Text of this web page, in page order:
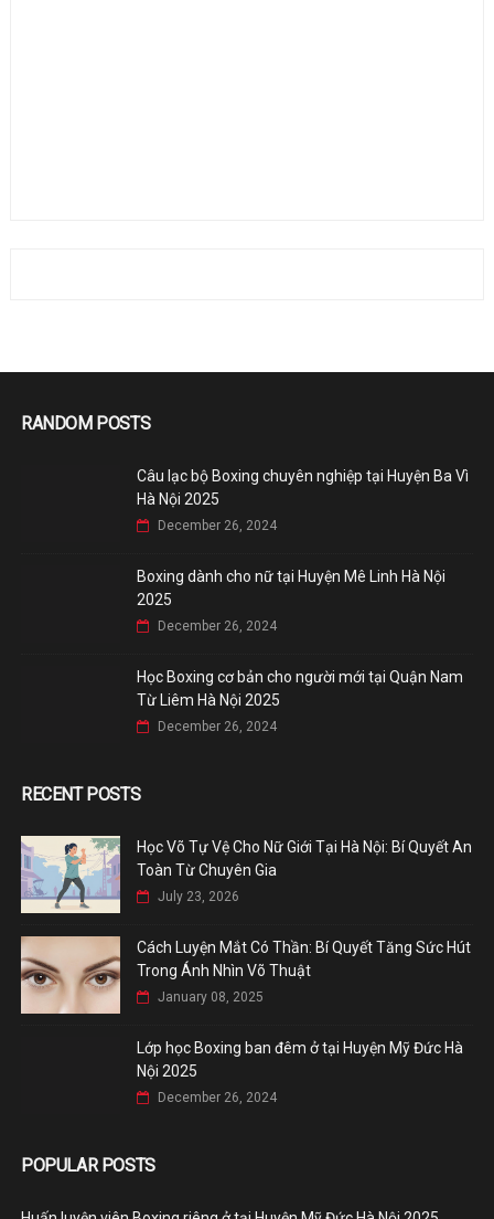
RANDOM POSTS
Câu lạc bộ Boxing chuyên nghiệp tại Huyện Ba Vì
Hà Nội 2025
December 26, 2024
Boxing dành cho nữ tại Huyện Mê Linh Hà Nội
2025
December 26, 2024
Học Boxing cơ bản cho người mới tại Quận Nam
Từ Liêm Hà Nội 2025
December 26, 2024
RECENT POSTS
Học Võ Tự Vệ Cho Nữ Giới Tại Hà Nội: Bí Quyết An
Toàn Từ Chuyên Gia
July 23, 2026
Cách Luyện Mắt Có Thần: Bí Quyết Tăng Sức Hút
Trong Ánh Nhìn Võ Thuật
January 08, 2025
Lớp học Boxing ban đêm ở tại Huyện Mỹ Đức Hà
Nội 2025
December 26, 2024
POPULAR POSTS